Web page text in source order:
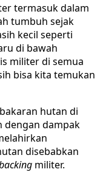
termasuk dalam
tumbuh sejak
kecil seperti
di bawah
militer di semua
bisa kita temukan
hutan di
dengan dampak
disebabkan
militer.